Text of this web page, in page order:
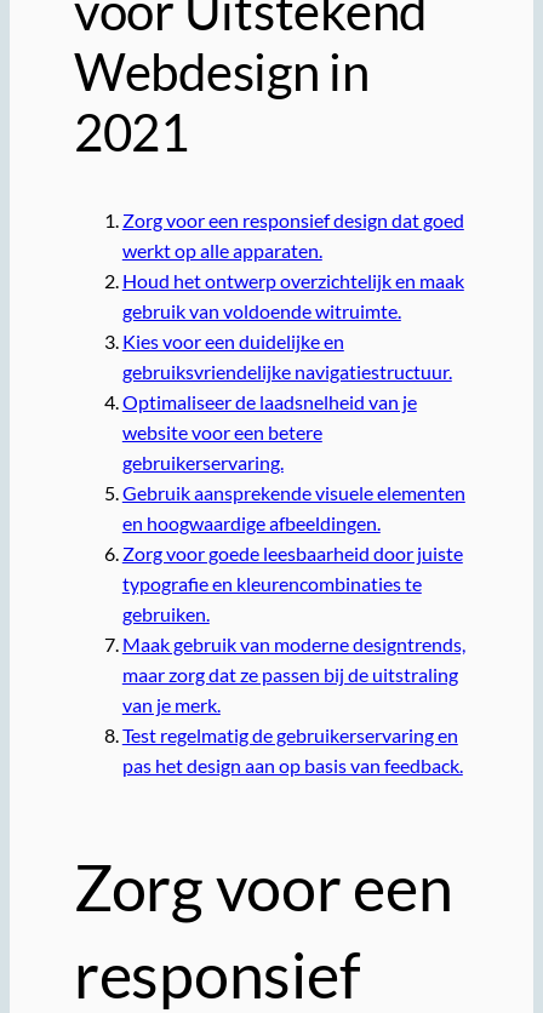
Webdesign in
2021
Zorg voor een responsief design dat goed
werkt op alle apparaten.
Houd het ontwerp overzichtelijk en maak
gebruik van voldoende witruimte.
Kies voor een duidelijke en
gebruiksvriendelijke navigatiestructuur.
Optimaliseer de laadsnelheid van je
website voor een betere
gebruikerservaring.
Gebruik aansprekende visuele elementen
en hoogwaardige afbeeldingen.
Zorg voor goede leesbaarheid door juiste
typografie en kleurencombinaties te
gebruiken.
Maak gebruik van moderne designtrends,
maar zorg dat ze passen bij de uitstraling
van je merk.
Test regelmatig de gebruikerservaring en
pas het design aan op basis van feedback.
Zorg voor een
responsief